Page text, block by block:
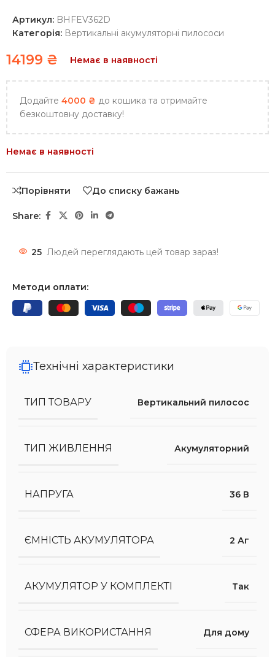
Артикул: BHFEV362D
Категорія: Вертикальні акумуляторні пилососи
14199 ₴ Немає в наявності
Додайте 4000 ₴ до кошика та отримайте
безкоштовну доставку!
Немає в наявності
Порівняти До списку бажань
Share:
25 Людей переглядають цей товар зараз!
Методи оплати:
Технічні характеристики
ТИП ТОВАРУ Вертикальний пилосос
ТИП ЖИВЛЕННЯ Акумуляторний
НАПРУГА 36 В
ЄМНІСТЬ АКУМУЛЯТОРА 2 Аг
АКУМУЛЯТОР У КОМПЛЕКТІ Так
СФЕРА ВИКОРИСТАННЯ Для дому